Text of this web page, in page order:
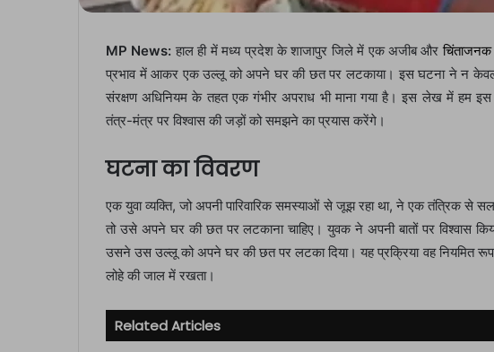
MP News: हाल ही में मध्य प्रदेश के शाजापुर जिले में एक अजीब औरचिंताजनक
प्रभाव में आकर एक उल्लू को अपने घर की छत पर लटकाया। इस घटना ने न केवल
संरक्षण अधिनियम के तहत एक गंभीर अपराध भी माना गया है। इस लेख में हम
तंत्र-मंत्र पर विश्वास की जड़ों को समझने का प्रयास करेंगे।
घटना का विवरण
एक युवा व्यक्ति, जो अपनी पारिवारिक समस्याओं से जूझ रहा था, ने एक तंत्रिक से
तो उसे अपने घर की छत पर लटकाना चाहिए। युवक ने अपनी बातों पर विश्वास
उसने उस उल्लू को अपने घर की छत पर लटका दिया। यह प्रक्रिया वह नियमित
लोहे की जाल में रखता।
Related Articles